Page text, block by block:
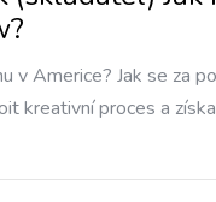
v Americe? Jak se za
kreativní proces a